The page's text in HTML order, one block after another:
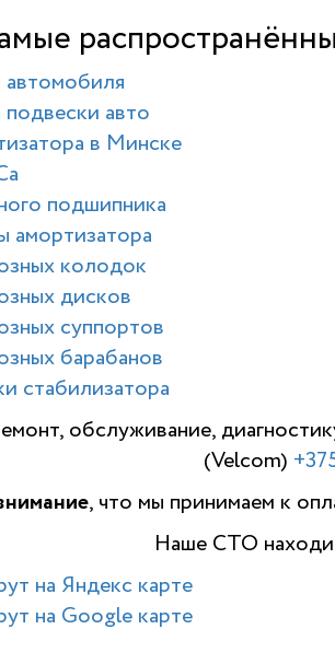
автомобиля
авто
в Минске
подшипника
амортизатора
колодок
дисков
суппортов
барабанов
стабилизатора
обслуживание,
(Velcom)
, что мы принимаем к
Наше СТО
на Яндекс карте
на Google карте